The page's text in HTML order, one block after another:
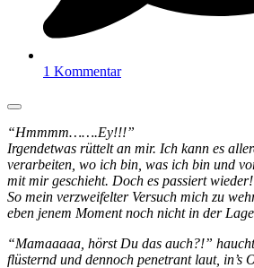
1 Kommentar
“Hmmmm…….Ey!!!”
Irgendetwas rüttelt an mir. Ich kann es
verarbeiten, wo ich bin, was ich bin und
mit mir geschieht. Doch es passiert
So mein verzweifelter Versuch mich zu
eben jenem Moment noch nicht in der
“Mamaaaaa, hörst Du das auch?!”
flüsternd und dennoch penetrant laut, in’s